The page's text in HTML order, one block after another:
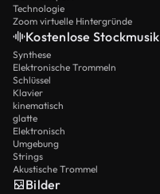
Technologie
Zoom virtuelle Hintergründe
Kostenlose Stockmusik
Synthese
Elektronische Trommeln
Schlüssel
Klavier
kinematisch
glatte
Elektronisch
Umgebung
Strings
Akustische Trommel
Bilder